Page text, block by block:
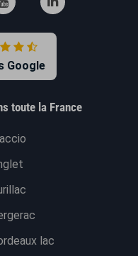
Google
toute la France
lac